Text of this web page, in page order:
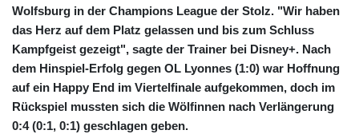
Wolfsburg in der Champions League der Stolz. "Wir haben
das Herz auf dem Platz gelassen und bis zum Schluss
Kampfgeist gezeigt", sagte der Trainer bei Disney+. Nach
dem Hinspiel-Erfolg gegen OL Lyonnes (1:0) war Hoffnung
auf ein Happy End im Viertelfinale aufgekommen, doch im
Rückspiel mussten sich die Wölfinnen nach Verlängerung
0:4 (0:1, 0:1) geschlagen geben.